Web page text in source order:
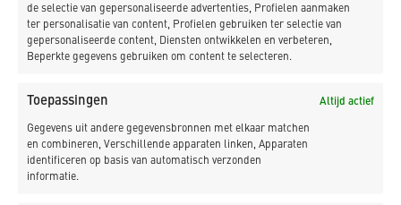
de selectie van gepersonaliseerde advertenties, Profielen aanmaken
ter personalisatie van content, Profielen gebruiken ter selectie van
gepersonaliseerde content, Diensten ontwikkelen en verbeteren,
Beperkte gegevens gebruiken om content te selecteren.
Toepassingen Altijd actief
Gegevens uit andere gegevensbronnen met elkaar matchen
en combineren, Verschillende apparaten linken, Apparaten
identificeren op basis van automatisch verzonden
informatie.
Postadres:
Postbus 17
1749 ZG
Warmenhuizen